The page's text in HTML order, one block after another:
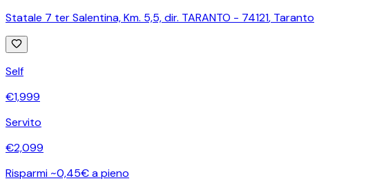
Statale 7 ter Salentina, Km. 5,5, dir. TARANTO - 74121, Taranto
Self
€1,999
Servito
€2,099
Risparmi ~0,45€ a pieno